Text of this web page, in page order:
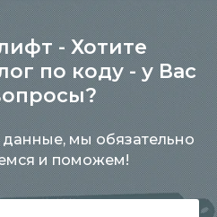
- Хотите
по коду - у Вас
данные, мы обязательно
и поможем!